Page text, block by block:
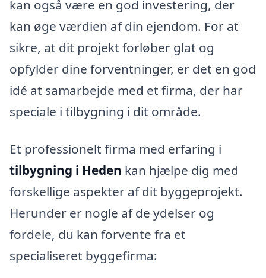
kan også være en god investering, der
kan øge værdien af din ejendom. For at
sikre, at dit projekt forløber glat og
opfylder dine forventninger, er det en god
idé at samarbejde med et firma, der har
speciale i tilbygning i dit område.
Et professionelt firma med erfaring i
tilbygning i Heden kan hjælpe dig med
forskellige aspekter af dit byggeprojekt.
Herunder er nogle af de ydelser og
fordele, du kan forvente fra et
specialiseret byggefirma: